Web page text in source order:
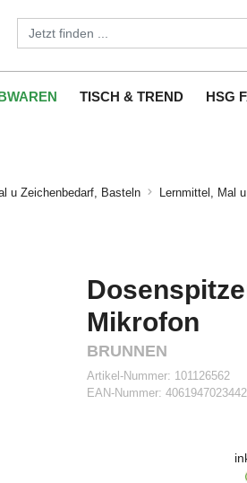
TISCH & TREND HSG
u Zeichenbedarf, Basteln Lernmittel, Mal
Mikrofon
BRUNNEN
Artikel-Nummer: 101126562
EAN-Nummer: 4061947023442